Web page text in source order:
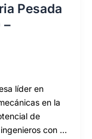
Pesada
–
líder en
en la
de
con …